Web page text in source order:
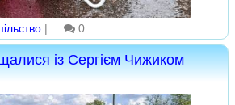
| 0
із Сергієм Чижиком